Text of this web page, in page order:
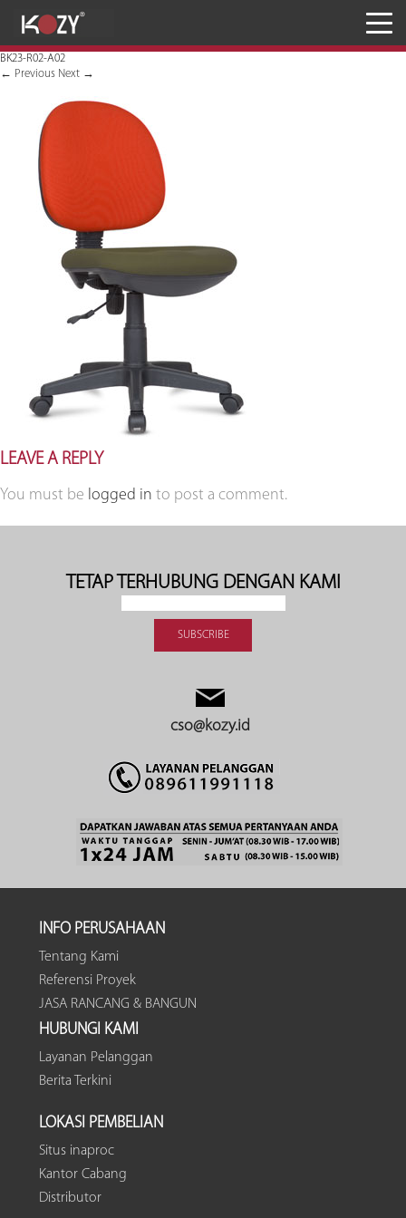
BK23-R02-A02
← Previous Next →
LEAVE A REPLY
You must be logged in to post a comment.
TETAP TERHUBUNG DENGAN KAMI
cso@kozy.id
INFO PERUSAHAAN
Tentang Kami
Referensi Proyek
JASA RANCANG & BANGUN
HUBUNGI KAMI
Layanan Pelanggan
Berita Terkini
LOKASI PEMBELIAN
Situs inaproc
Kantor Cabang
Distributor
Penyimpanan
JASA RANCANG & BANGUN
Inaproc Site